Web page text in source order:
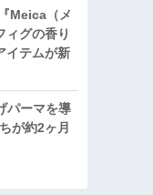
Meica（メ
ィグの香り
イテムが新
パーマを導
が約2ヶ月